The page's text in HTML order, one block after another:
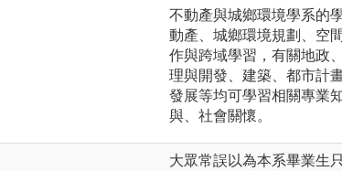
不動產與城鄉環境學系的
動產、城鄉環境規劃、空
作與跨域學習，有關地政
理與開發、建築、都市計
發展等均可學習相關專業
與、社會關懷。
大眾常誤以為本系畢業生